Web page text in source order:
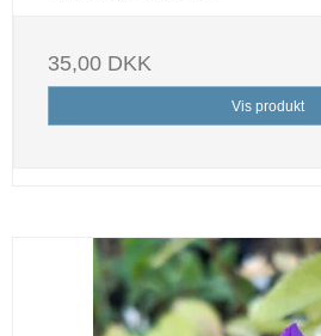
35,00 DKK
Vis produkt